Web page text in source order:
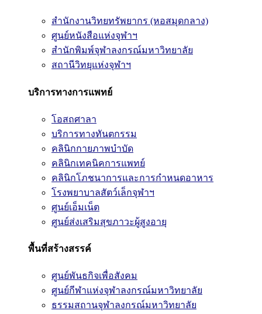
สำนักงานวิทยทรัพยากร (หอสมุดกลาง)
ศูนย์หนังสือแห่งจุฬาฯ
สำนักพิมพ์จุฬาลงกรณ์มหาวิทยาลัย
สถานีวิทยุแห่งจุฬาฯ
บริการทางการแพทย์
โอสถศาลา
บริการทางทันตกรรม
คลินิกกายภาพบำบัด
คลินิกเทคนิคการแพทย์
คลินิกโภชนาการและการกำหนดอาหาร
โรงพยาบาลสัตว์เล็กจุฬาฯ
ศูนย์เอ็มเน็ต
ศูนย์ส่งเสริมสุขภาวะผู้สูงอายุ
พื้นที่สร้างสรรค์
ศูนย์พันธกิจเพื่อสังคม
ศูนย์กีฬาแห่งจุฬาลงกรณ์มหาวิทยาลัย
ธรรมสถานจุฬาลงกรณ์มหาวิทยาลัย